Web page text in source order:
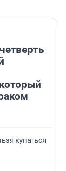
купаться